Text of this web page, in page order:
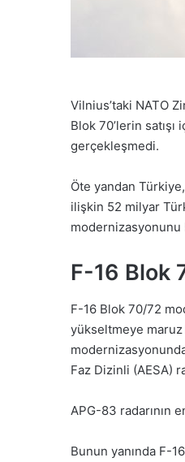
Vilnius’taki NATO
Blok 70’lerin
gerçekleşmedi.
Öte yandan
ilişkin 52 milyar
modernizasyonunu
F-16 Blok
F-16 Blok 70/72
yükseltmeye maruz
Faz Dizinli (AESA)
APG-83 radarının
Bunun yanında F-